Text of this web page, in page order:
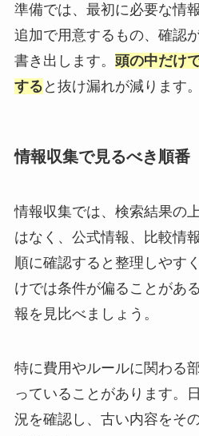
準備では、最初に必要な情
追加で用意するもの、確認
書き出します。 頭の中だけ
する と抜け漏れが減ります。
情報収集で見るべき順番
情報収集では、検索結果の
はなく、公式情報、比較情
順に確認すると整理しやす
けでは条件が偏ることがあ
報を見比べましょう。
特に費用やルールに関わる
っていることがあります。
況を確認し、古い内容をそ